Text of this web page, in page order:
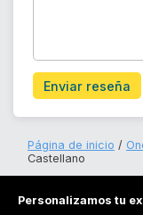
Enviar reseña
Página de inicio
Castellano
Personalizamos tu